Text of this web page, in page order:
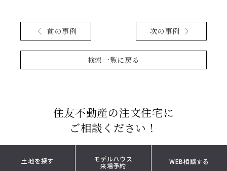
前の事例 次の事例
検索一覧に戻る
住友不動産の注文住宅に
ご相談ください！
土地を探す
モデルハウス
来場予約
WEB相談する